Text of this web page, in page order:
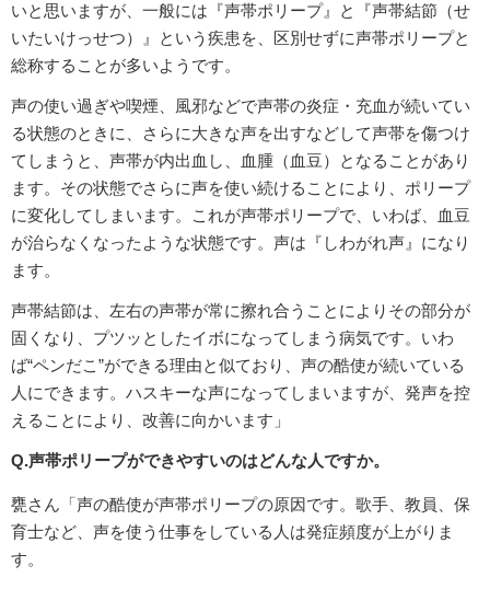
いと思いますが、一般には『声帯ポリープ』と『声帯結節（せ
いたいけっせつ）』という疾患を、区別せずに声帯ポリープと
総称することが多いようです。
声の使い過ぎや喫煙、風邪などで声帯の炎症・充血が続いてい
る状態のときに、さらに大きな声を出すなどして声帯を傷つけ
てしまうと、声帯が内出血し、血腫（血豆）となることがあり
ます。その状態でさらに声を使い続けることにより、ポリープ
に変化してしまいます。これが声帯ポリープで、いわば、血豆
が治らなくなったような状態です。声は『しわがれ声』になり
ます。
声帯結節は、左右の声帯が常に擦れ合うことによりその部分が
固くなり、プツッとしたイボになってしまう病気です。いわ
ば“ペンだこ”ができる理由と似ており、声の酷使が続いている
人にできます。ハスキーな声になってしまいますが、発声を控
えることにより、改善に向かいます」
Q.声帯ポリープができやすいのはどんな人ですか。
甕さん「声の酷使が声帯ポリープの原因です。歌手、教員、保
育士など、声を使う仕事をしている人は発症頻度が上がりま
す。